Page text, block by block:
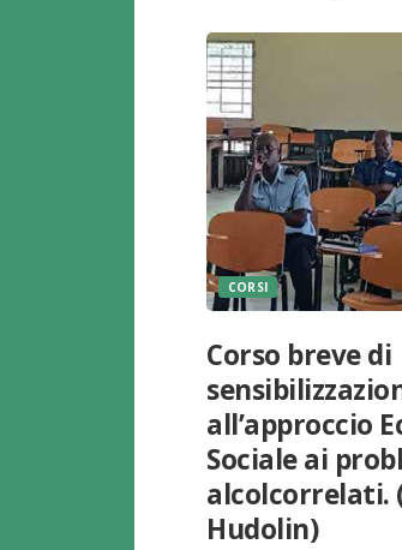
CORSI
Corso breve di
all’approccio
Sociale ai
alcolcorrelati.
Hudolin)